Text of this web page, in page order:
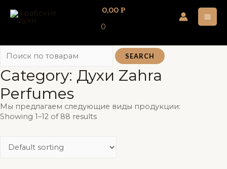
0,00 Р
0
SEARCH
Category: Духи Zahra
Perfumes
Мы предлагаем следующие виды продукции:
Showing 1–12 of 88 results